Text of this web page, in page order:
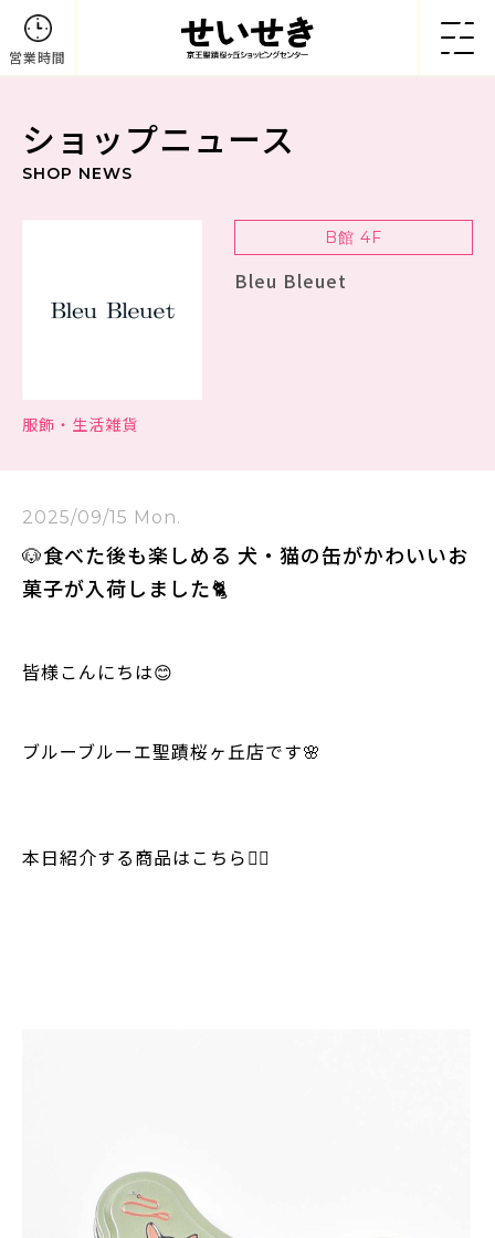
営業時間
ショップニュース
SHOP NEWS
B館 4F
Bleu Bleuet
服飾・生活雑貨
2025/09/15 Mon.
🐶食べた後も楽しめる 犬・猫の缶がかわいいお
菓子が入荷しました🐈
皆様こんにちは😊
ブルーブルーエ聖蹟桜ヶ丘店です🌸
本日紹介する商品はこちら💁‍♀️